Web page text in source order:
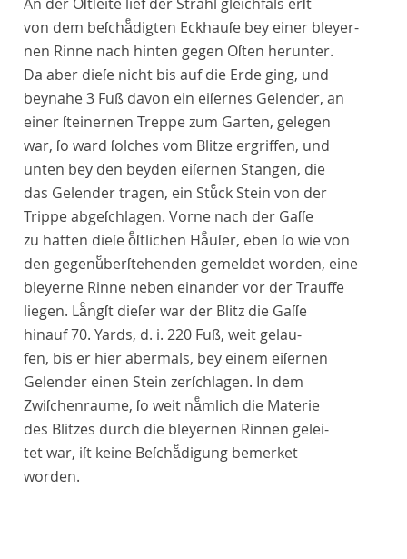
von dem beſchaͤdigten Eckhauſe bey einer bleyer-
nen Rinne nach hinten gegen Oſten herunter.
Da aber dieſe nicht bis auf die Erde ging, und
beynahe 3 Fuß davon ein eiſernes Gelender, an
einer ſteinernen Treppe zum Garten, gelegen
war, ſo ward ſolches vom Blitze ergriffen, und
unten bey den beyden eiſernen Stangen, die
das Gelender tragen, ein Stuͤck Stein von der
Trippe abgeſchlagen. Vorne nach der Gaſſe
zu hatten dieſe oͤſtlichen Haͤuſer, eben ſo wie von
den gegenuͤberſtehenden gemeldet worden, eine
bleyerne Rinne neben einander vor der Trauffe
liegen. Laͤngſt dieſer war der Blitz die Gaſſe
hinauf 70. Yards, d. i. 220 Fuß, weit gelau-
fen, bis er hier abermals, bey einem eiſernen
Gelender einen Stein zerſchlagen. In dem
Zwiſchenraume, ſo weit naͤmlich die Materie
des Blitzes durch die bleyernen Rinnen gelei-
tet war, iſt keine Beſchaͤdigung bemerket
worden.